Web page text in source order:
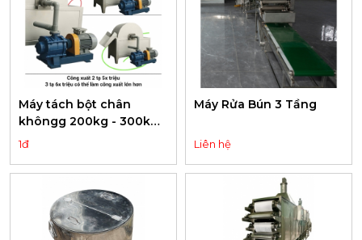
Máy tách bột chân
khôngg 200kg - 300kg -
1000kg
1đ
Máy Rửa Bún 3 Tầng
Liên hệ